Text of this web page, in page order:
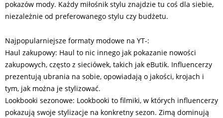
pokazów mody. Każdy miłośnik stylu znajdzie tu coś dla siebie,
niezależnie od preferowanego stylu czy budżetu.
Najpopularniejsze formaty modowe na YT-:
Haul zakupowy: Haul to nic innego jak pokazanie nowości
zakupowych, często z sieciówek, takich jak eButik. Influencerzy
prezentują ubrania na sobie, opowiadają o jakości, krojach i
tym, jak można je stylizować.
Lookbooki sezonowe: Lookbooki to filmiki, w których influencerzy
pokazują swoje stylizacje na konkretny sezon. Zimą dominują